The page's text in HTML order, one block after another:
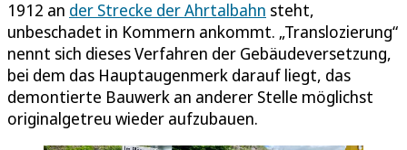
1912 an der Strecke der Ahrtalbahn steht,
unbeschadet in Kommern ankommt. „Translozierung“
nennt sich dieses Verfahren der Gebäudeversetzung,
bei dem das Hauptaugenmerk darauf liegt, das
demontierte Bauwerk an anderer Stelle möglichst
originalgetreu wieder aufzubauen.